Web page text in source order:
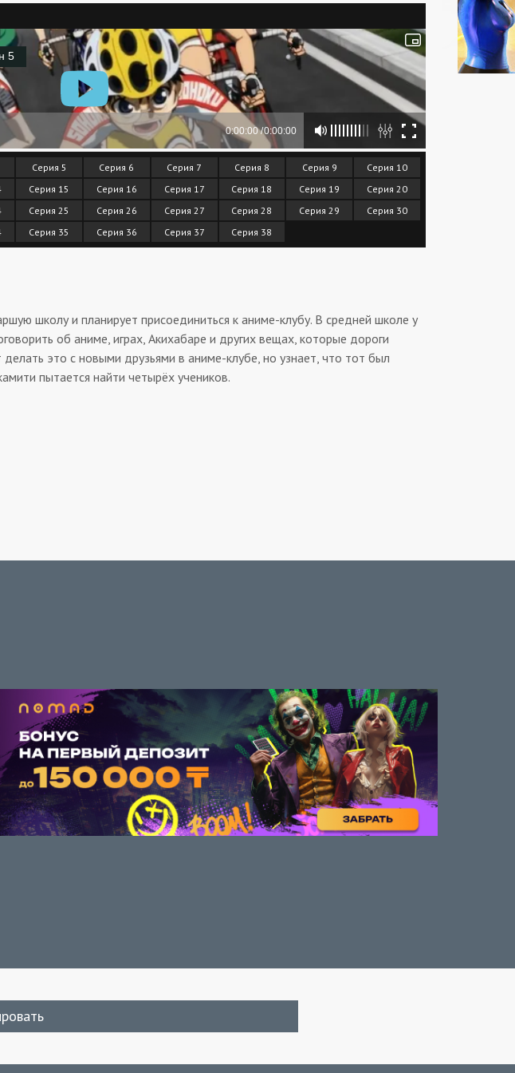
Серия 5 Серия 6 Серия 7 Серия 8 Серия 9
Серия 10
Серия 15 Серия 16 Серия 17 Серия 18 Серия 19
Серия 20
Серия 25 Серия 26 Серия 27 Серия 28 Серия 29
Серия 30
Серия 35 Серия 36 Серия 37 Серия 38
школу и планирует присоединиться к аниме-клубу. В средней школе у
об аниме, играх, Акихабаре и других вещах, которые дороги
это с новыми друзьями в аниме-клубе, но узнает, что тот был
пытается найти четырёх учеников.